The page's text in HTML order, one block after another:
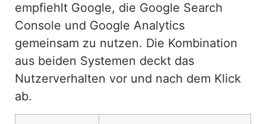
empfiehlt Google, die Google Search
Console und Google Analytics
gemeinsam zu nutzen. Die Kombination
aus beiden Systemen deckt das
Nutzerverhalten vor und nach dem Klick
ab.